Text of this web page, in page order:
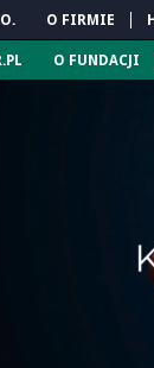
O FIRMIE
O FUNDACJI